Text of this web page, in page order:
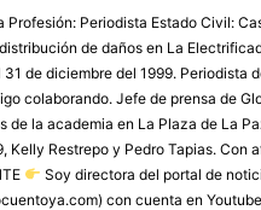
Profesión: Periodista Estado Civil:
de daños en La
31 de diciembre del 1999. Periodista
colaborando. Jefe de prensa de
de la academia en La Plaza de La
Kelly Restrepo y Pedro Tapias. Con
Soy directora del portal de
con cuenta en